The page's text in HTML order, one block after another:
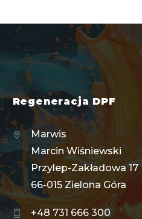
Regeneracja DPF
Marwis
Marcin Wiśniewski
Przylep-Zakładowa 17
66-015 Zielona Góra
+48 731 666 300